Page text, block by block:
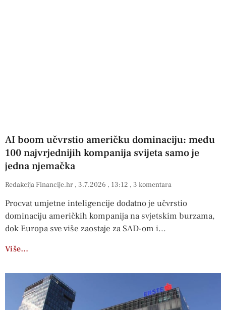
AI boom učvrstio američku dominaciju: među
100 najvrjednijih kompanija svijeta samo je
jedna njemačka
Redakcija Financije.hr 3.7.2026 13:12 3 komentara
Procvat umjetne inteligencije dodatno je učvrstio
dominaciju američkih kompanija na svjetskim burzama,
dok Europa sve više zaostaje za SAD-om i
Više…